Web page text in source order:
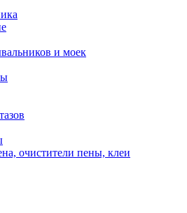
и моек
очистители пены, клеи